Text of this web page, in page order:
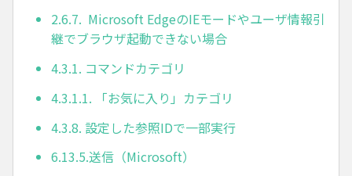
2.6.7. Microsoft EdgeのIEモードやユーザ情報引
継でブラウザ起動できない場合
4.3.1. コマンドカテゴリ
4.3.1.1. 「お気に入り」カテゴリ
4.3.8. 設定した参照IDで一部実行
6.13.5.送信（Microsoft）